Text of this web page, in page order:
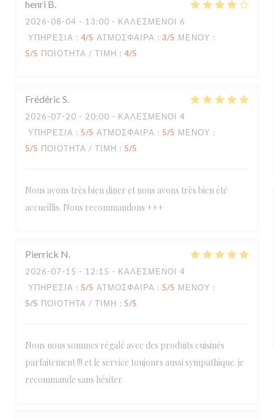
henri B
2026-08-04 - 13:00 - ΚΑΛΕΣΜΈΝΟΙ 6
ΥΠΗΡΕΣΊΑ : 4/5 ΑΤΜΌΣΦΑΙΡΑ : 3/5 ΜΕΝΟΎ :
5/5 ΠΟΙΌΤΗΤΑ / ΤΙΜΉ : 4/5
Frédéric S
2026-07-20 - 20:00 - ΚΑΛΕΣΜΈΝΟΙ 4
ΥΠΗΡΕΣΊΑ : 5/5 ΑΤΜΌΣΦΑΙΡΑ : 5/5 ΜΕΝΟΎ :
5/5 ΠΟΙΌΤΗΤΑ / ΤΙΜΉ : 5/5
Nous avons très bien diner et nous avons très bien été
accueillis. Nous recommandons +++
Pierrick N
2026-07-15 - 12:15 - ΚΑΛΕΣΜΈΝΟΙ 4
ΥΠΗΡΕΣΊΑ : 5/5 ΑΤΜΌΣΦΑΙΡΑ : 5/5 ΜΕΝΟΎ :
5/5 ΠΟΙΌΤΗΤΑ / ΤΙΜΉ : 5/5
Nous nous sommes régalé avec des produits cuisinés
parfaitement !!! et le service toujours aussi sympathique. je
recommande sans hésiter